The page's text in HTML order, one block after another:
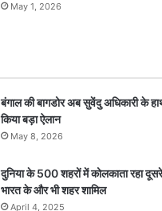
May 1, 2026
बंगाल की बागडोर अब सुवेंदु अधिकारी के
किया बड़ा ऐलान
May 8, 2026
दुनिया के 500 शहरों में कोलकाता रहा
भारत के और भी शहर शामिल
April 4, 2025